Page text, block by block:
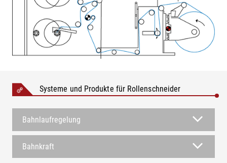
Systeme und Produkte für Rollenschneider
Bahnlaufregelung
Bahnkraft